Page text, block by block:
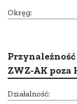
Okręg:
Przynależność
ZWZ-AK poza
Działalność: